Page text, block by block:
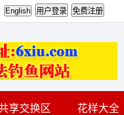
享交换区 花样大全